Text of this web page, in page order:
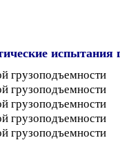
грузоподъемности
грузоподъемности
грузоподъемности
грузоподъемности
грузоподъемности